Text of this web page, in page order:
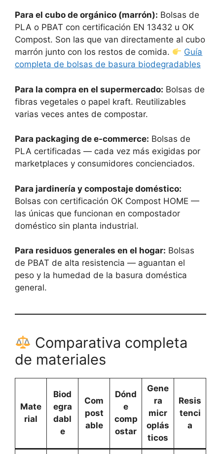
Para el cubo de orgánico (marrón): Bolsas de
PLA o PBAT con certificación EN 13432 u OK
Compost. Son las que van directamente al cubo
marrón junto con los restos de comida.
Guía
completa de bolsas de basura biodegradables
Para la compra en el supermercado: Bolsas de
fibras vegetales o papel kraft. Reutilizables
varias veces antes de compostar.
Para packaging de e-commerce: Bolsas de
PLA certificadas — cada vez más exigidas por
marketplaces y consumidores concienciados.
Para jardinería y compostaje doméstico:
Bolsas con certificación OK Compost HOME —
las únicas que funcionan en compostador
doméstico sin planta industrial.
Para residuos generales en el hogar: Bolsas
de PBAT de alta resistencia — aguantan el
peso y la humedad de la basura doméstica
general.
Comparativa completa
de materiales
Mate
rial
Biod
egra
dabl
e
Com
post
able
Dónd
e
comp
ostar
Gene
ra
micr
oplás
ticos
Resis
tenci
a